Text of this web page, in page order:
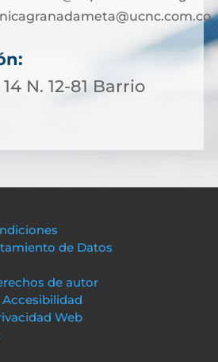
N. 12-81 Barrio
de Datos
de autor
Accesibilidad
Web